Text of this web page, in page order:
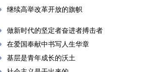
继续高举改革开放的旗帜
做新时代的坚定者奋进者搏击者
在爱国奉献中书写人生华章
基层是青年成长的沃土